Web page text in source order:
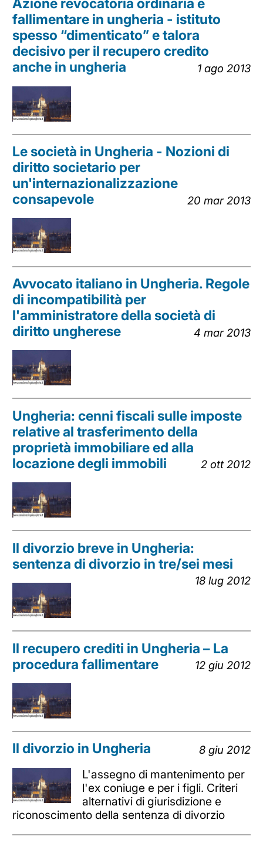
Azione revocatoria ordinaria e
fallimentare in ungheria - istituto
spesso “dimenticato” e talora
decisivo per il recupero credito
anche in ungheria
1 ago 2013
Le società in Ungheria - Nozioni di
diritto societario per
un'internazionalizzazione
consapevole
20 mar 2013
Avvocato italiano in Ungheria. Regole
di incompatibilità per
l'amministratore della società di
diritto ungherese
4 mar 2013
Ungheria: cenni fiscali sulle imposte
relative al trasferimento della
proprietà immobiliare ed alla
locazione degli immobili
2 ott 2012
Il divorzio breve in Ungheria:
sentenza di divorzio in tre/sei mesi
18 lug 2012
Il recupero crediti in Ungheria – La
procedura fallimentare
12 giu 2012
Il divorzio in Ungheria 8 giu 2012
L'assegno di mantenimento per
l'ex coniuge e per i figli. Criteri
alternativi di giurisdizione e
riconoscimento della sentenza di divorzio